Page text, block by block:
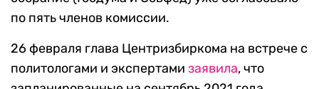
по пять членов комиссии.
26 февраля глава Центризбиркома на встрече с
политологами и экспертами заявила, что